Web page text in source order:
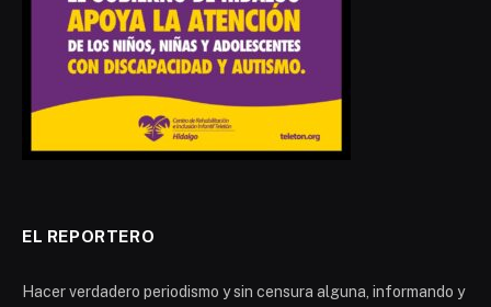
EL REPORTERO
Hacer verdadero periodismo y sin censura alguna, informando y